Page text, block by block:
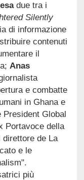
due tra i
Silently
di informazione
contenuti
il
Anas
e combatte
in Ghana e
Global
Portavoce della
direttore de La
e le
più